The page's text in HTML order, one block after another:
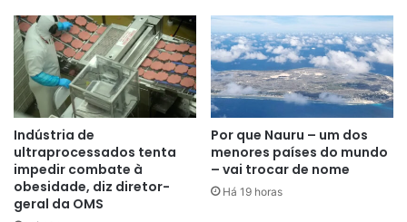
“O surto está se desenrolando em
um contexto humanitário
complexo e afetado por conflitos,
caracterizado por populações
altamente móveis e
frequentemente deslocadas”
informe da Organização Mundial
Indústria de
ultraprocessados tenta
impedir combate à
obesidade, diz diretor-
geral da OMS
Por que Nauru – um dos
menores países do mundo
– vai trocar de nome
Há 19 horas